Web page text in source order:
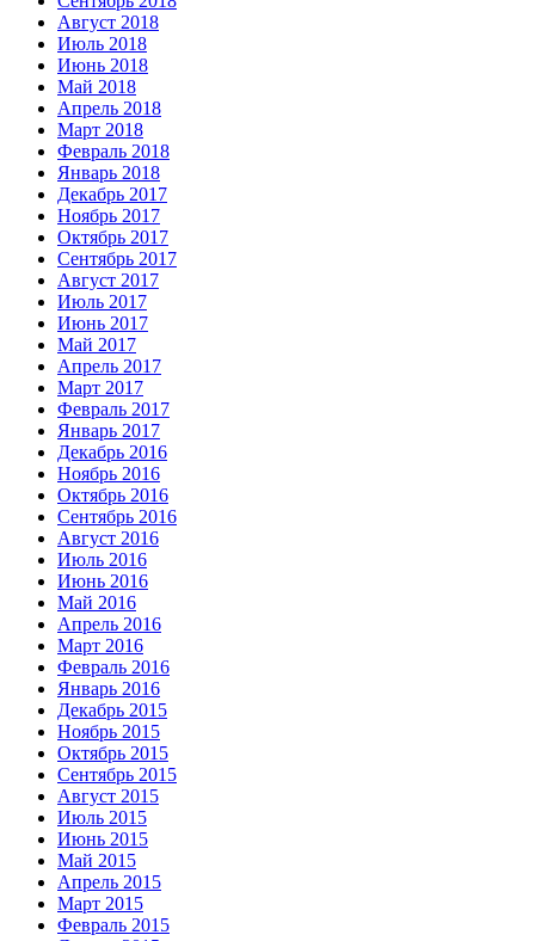
Август 2018
Июль 2018
Июнь 2018
Май 2018
Апрель 2018
Март 2018
Февраль 2018
Январь 2018
Декабрь 2017
Ноябрь 2017
Октябрь 2017
Сентябрь 2017
Август 2017
Июль 2017
Июнь 2017
Май 2017
Апрель 2017
Март 2017
Февраль 2017
Январь 2017
Декабрь 2016
Ноябрь 2016
Октябрь 2016
Сентябрь 2016
Август 2016
Июль 2016
Июнь 2016
Май 2016
Апрель 2016
Март 2016
Февраль 2016
Январь 2016
Декабрь 2015
Ноябрь 2015
Октябрь 2015
Сентябрь 2015
Август 2015
Июль 2015
Июнь 2015
Май 2015
Апрель 2015
Март 2015
Февраль 2015